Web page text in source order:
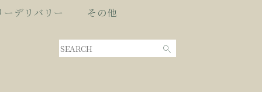
とリノベーション
りの流れ
ーデリバリー その他